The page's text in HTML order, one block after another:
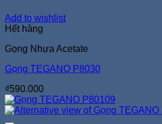
Add to wishlist
Hết hàng
Gọng Nhựa Acetate
Gọng TEGANO P8030
₫590.000